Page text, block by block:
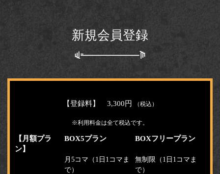
新規会員登録
【登録料】 3,300円 （税込）
※利用料金は全て税込です。
【月額プラ
ン】
BOX5プラン BOXフリープラン
月5コマ（1日1コマま
で）
無制限（1日1コマま
で）